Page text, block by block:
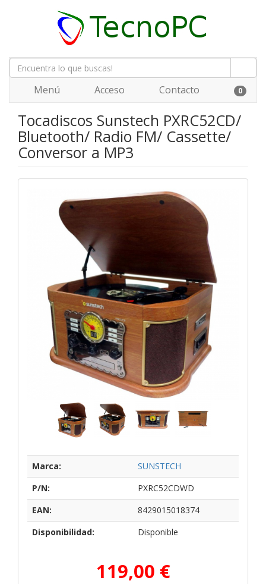
Menú Acceso Contacto 0
Tocadiscos Sunstech PXRC52CD/
Bluetooth/ Radio FM/ Cassette/
Conversor a MP3
Marca:
SUNSTECH
P/N:
PXRC52CDWD
EAN:
8429015018374
Disponibilidad:
Disponible
119,00 €